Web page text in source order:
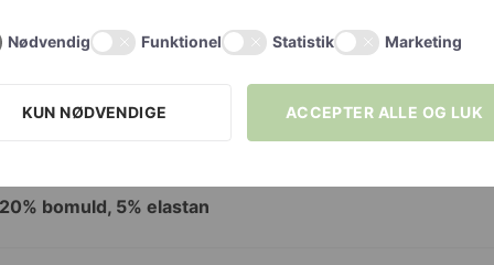
Nude
bomuld, 5% elastan
Nødvendig Funktionel Statistik Marketing
KUN NØDVENDIGE ACCEPTER ALLE OG LUK